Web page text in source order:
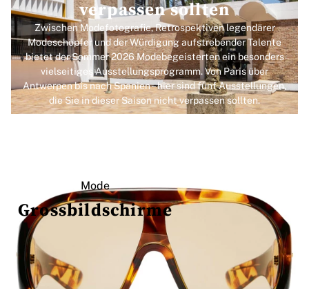
verpassen sollten
Zwischen Modefotografie, Retrospektiven legendärer
Modeschöpfer und der Würdigung aufstrebender Talente
bietet der Sommer 2026 Modebegeisterten ein besonders
vielseitiges Ausstellungsprogramm. Von Paris über
Antwerpen bis nach Spanien – hier sind fünf Ausstellungen,
die Sie in dieser Saison nicht verpassen sollten.
Mode
Grossbildschirme